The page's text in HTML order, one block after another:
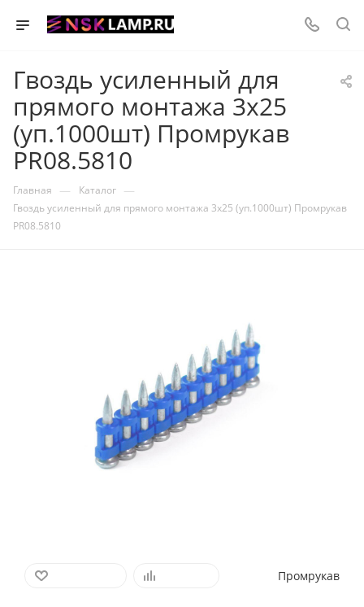
Гвоздь усиленный для
прямого монтажа 3х25
(уп.1000шт) Промрукав
PR08.5810
Главная — Каталог —
Гвоздь усиленный для прямого монтажа 3х25 (уп.1000шт) Промрукав
PR08.5810
Промрукав